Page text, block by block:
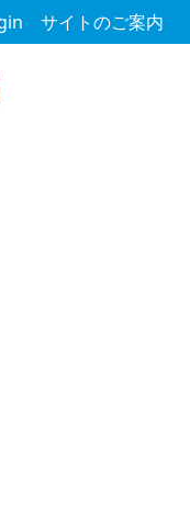
サイトのご案内